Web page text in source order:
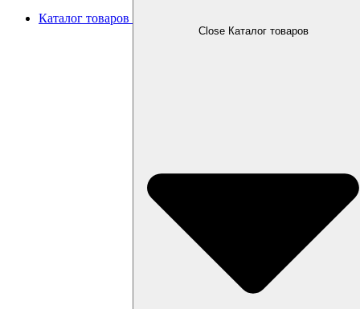
Каталог товаров
Close Каталог товаров